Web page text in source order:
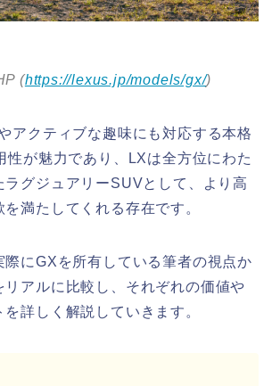
(https://lexus.jp/models/gx/)
アクティブな趣味にも対応する本格
性が魅力であり、LXは全方位にわた
ラグジュアリーSUVとして、より高
満たしてくれる存在です。
際にGXを所有している筆者の視点か
リアルに比較し、それぞれの価値や
詳しく解説していきます。